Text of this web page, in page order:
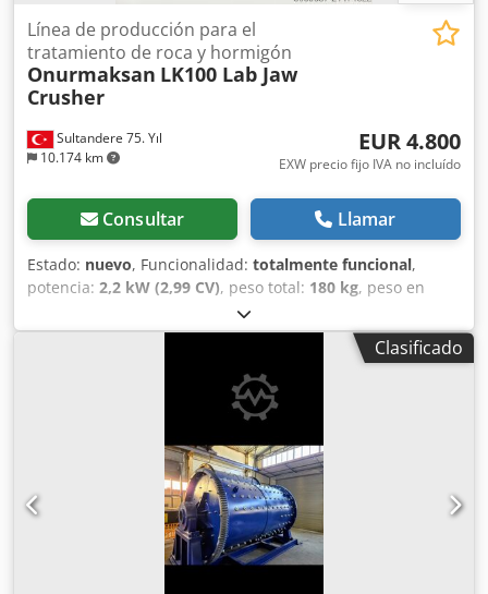
Sultandere 75. Yıl
10.174 km
Línea de producción para el
tratamiento de roca y hormigón
Onurmaksan LK100 Lab Jaw
Crusher
EUR 4.800
EXW precio fijo IVA no incluído
Consultar Llamar
Estado: nuevo, Funcionalidad: totalmente funcional,
potencia: 2,2 kW (2,99 CV), peso total: 180 kg, peso en
, volumen de la pala:
fabricación:2026, LK100 Trituradora de mandíbulas de
laboratorio - Trituradora de piedra a escala pilotoClasificado